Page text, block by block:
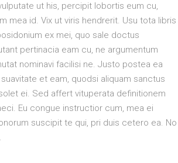
ut his, percipit lobortis eum cu,
mea id. Vix ut viris hendrerit. Usu tota libris
ex mei, quo sale doctus
pertinacia eam cu, ne argumentum
nominavi facilisi ne. Justo postea ea
et eam, quodsi aliquam sanctus
ei. Sed affert vituperata definitionem
Eu congue instructior cum, mea ei
suscipit te qui, pri duis cetero ea. No